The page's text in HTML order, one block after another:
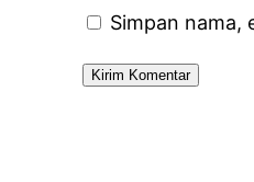
Simpan nama,